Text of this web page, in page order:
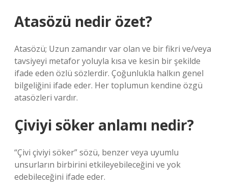
Atasözü nedir özet?
Atasözü; Uzun zamandır var olan ve bir fikri ve/veya
tavsiyeyi metafor yoluyla kısa ve kesin bir şekilde
ifade eden özlü sözlerdir. Çoğunlukla halkın genel
bilgeliğini ifade eder. Her toplumun kendine özgü
atasözleri vardır.
Çiviyi söker anlamı nedir?
“Çivi çiviyi söker” sözü, benzer veya uyumlu
unsurların birbirini etkileyebileceğini ve yok
edebileceğini ifade eder.